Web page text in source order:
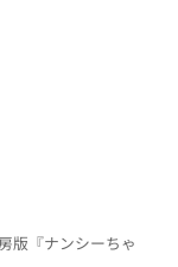
版『ナンシーちゃ